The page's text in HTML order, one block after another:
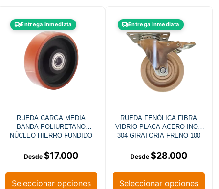
Entrega Inmediata
RUEDA CARGA MEDIA
BANDA POLIURETANO
NÚCLEO HIERRO FUNDIDO
$17.000
Seleccionar opciones
Entrega Inmediata
RUEDA FENÓLICA FIBRA
VIDRIO PLACA ACERO INOX
304 GIRATORIA FRENO 100
$28.000
Seleccionar opciones